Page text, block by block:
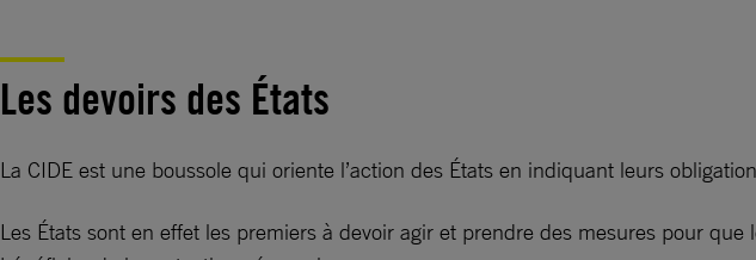
Les devoirs des États
La CIDE est une boussole qui oriente l’action des États en indiquant leurs
Les États sont en effet les premiers à devoir agir et prendre des mesures pour